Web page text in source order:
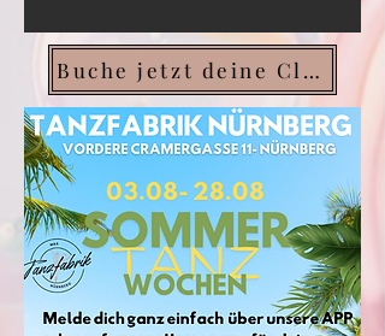
Buche jetzt deine Class